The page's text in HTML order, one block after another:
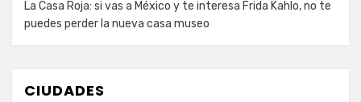
La Casa Roja: si vas a México y te interesa Frida Kahlo, no te
puedes perder la nueva casa museo
CIUDADES